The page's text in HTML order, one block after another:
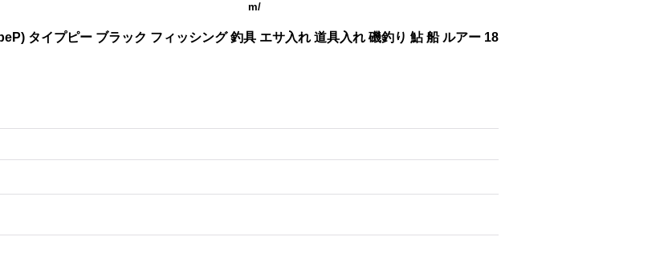
m/
タイプピー ブラック フィッシング 釣具 エサ入れ 道具入れ 磯釣り 鮎 船 ルアー 18